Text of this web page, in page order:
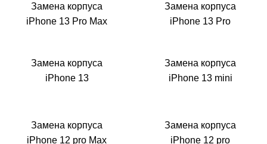
Замена корпуса
iPhone 13 Pro Max
Замена корпуса
iPhone 13 Pro
Замена корпуса
iPhone 13
Замена корпуса
iPhone 13 mini
Замена корпуса
iPhone 12 pro Max
Замена корпуса
iPhone 12 pro